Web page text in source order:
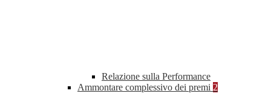
Relazione sulla Performance
Ammontare complessivo dei premi 2